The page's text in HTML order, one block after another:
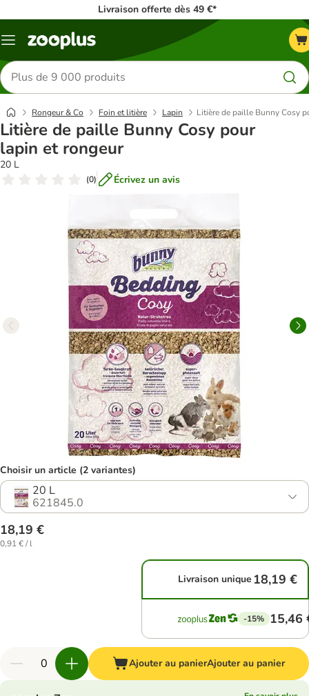
Livraison offerte dès 49 €*
Menu
Rechercher
des
produits
Rongeur & Co Foin et litière Lapin Litière de paille Bunny Cosy
Litière de paille Bunny Cosy pour
lapin et rongeur
20 L
(0) Écrivez un avis
Choisir un article (2 variantes)
20 L
621845.0
18,19 €
0,91 € / l
Livraison unique 18,19 €
-15% 15,46
Ajouter au panierAjouter au panier